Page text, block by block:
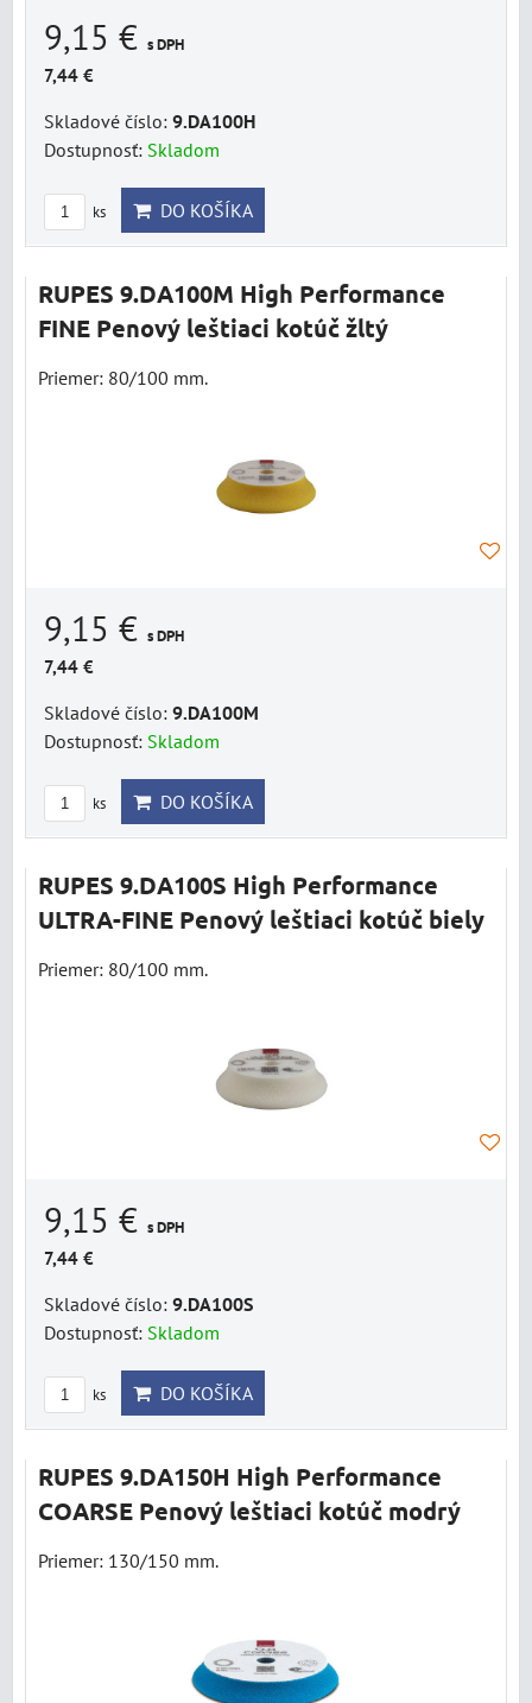
9,15 € s DPH
7,44 €
Skladové číslo: 9.DA100H
Dostupnosť: Skladom
ks DO KOŠÍKA
RUPES 9.DA100M High Performance
FINE Penový leštiaci kotúč žltý
Priemer: 80/100 mm.
9,15 € s DPH
7,44 €
Skladové číslo: 9.DA100M
Dostupnosť: Skladom
ks DO KOŠÍKA
RUPES 9.DA100S High Performance
ULTRA-FINE Penový leštiaci kotúč biely
Priemer: 80/100 mm.
9,15 € s DPH
7,44 €
Skladové číslo: 9.DA100S
Dostupnosť: Skladom
ks DO KOŠÍKA
RUPES 9.DA150H High Performance
COARSE Penový leštiaci kotúč modrý
Priemer: 130/150 mm.